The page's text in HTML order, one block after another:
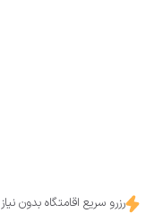
رزرو سریع اقامتگاه بدون